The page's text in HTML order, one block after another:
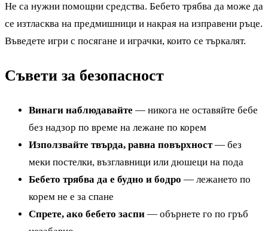
Не са нужни помощни средства. Бебето трябва да може да
се изтласква на предмишници и накрая на изправени ръце.
Въведете игри с посягане и играчки, които се търкалят.
Съвети за безопасност
Винаги наблюдавайте — никога не оставяйте бебе
без надзор по време на лежане по корем
Използвайте твърда, равна повърхност— без
меки постелки, възглавници или дюшеци на пода
Бебето трябва да е будно и бодро — лежането по
корем не е за спане
Спрете, ако бебето заспи — обърнете го по гръб